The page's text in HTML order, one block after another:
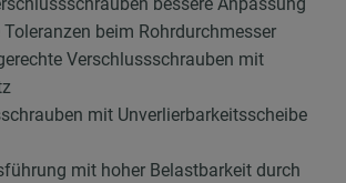
bessere Anpassung
beim Rohrdurchmesser
Verschlussschrauben mit
mit Unverlierbarkeitsscheibe
mit hoher Belastbarkeit durch